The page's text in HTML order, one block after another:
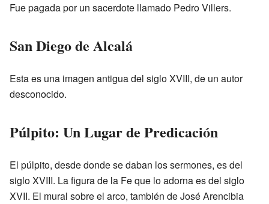
Fue pagada por un sacerdote llamado Pedro Villers.
San Diego de Alcalá
Esta es una imagen antigua del siglo XVIII, de un autor
desconocido.
Púlpito: Un Lugar de Predicación
El púlpito, desde donde se daban los sermones, es del
siglo XVIII. La figura de la Fe que lo adorna es del siglo
XVII. El mural sobre el arco, también de José Arencibia